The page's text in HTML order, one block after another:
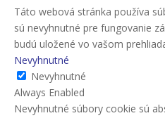
Táto webová stránka používa
sú nevyhnutné pre fungovanie
budú uložené vo vašom
Nevyhnutné
Nevyhnutné
Always Enabled
Nevyhnutné súbory cookie sú